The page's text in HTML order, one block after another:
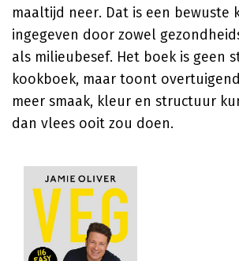
maaltijd neer. Dat is een bewuste
ingegeven door zowel
als milieubesef. Het boek is geen
kookboek, maar toont
meer smaak, kleur en structuur
dan vlees ooit zou doen.